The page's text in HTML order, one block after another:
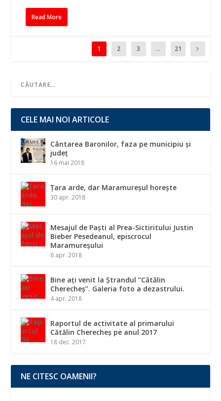
Read More
1 2 3 ... 21
CELE MAI NOI ARTICOLE
Cântarea Baronilor, faza pe municipiu și
județ
16 mai 2018
Țara arde, dar Maramureșul horește
30 apr. 2018
Mesajul de Paști al Prea-Sictiritului Justin
Bieber Pesedeanul, episcrocul
Maramureșului
6 apr. 2018
Bine ați venit la Ștrandul ”Cătălin
Cherecheș”. Galeria foto a dezastrului.
4 apr. 2018
Raportul de activitate al primarului
Cătălin Cherecheș pe anul 2017
18 dec. 2017
NE CITESC OAMENII?